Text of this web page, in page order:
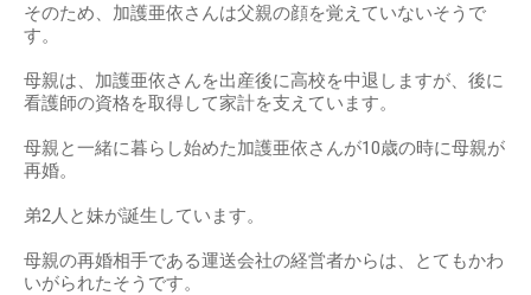
そのため、加護亜依さんは父親の顔を覚えていないそうで
す。
母親は、加護亜依さんを出産後に高校を中退しますが、後に
看護師の資格を取得して家計を支えています。
母親と一緒に暮らし始めた加護亜依さんが10歳の時に母親が
再婚。
弟2人と妹が誕生しています。
母親の再婚相手である運送会社の経営者からは、とてもかわ
いがられたそうです。